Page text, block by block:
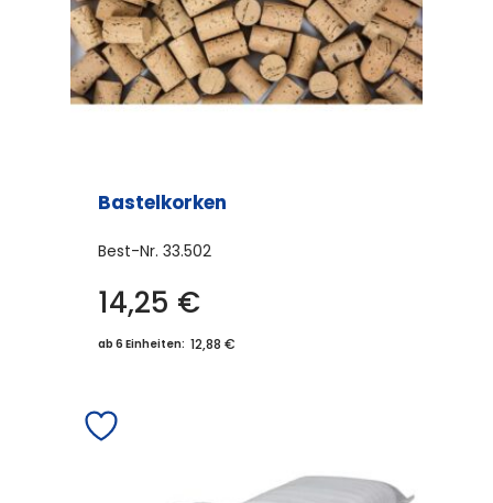
Bastelkorken
Best-Nr. 33.502
14,25 €
ab 6 Einheiten: 12,88 €